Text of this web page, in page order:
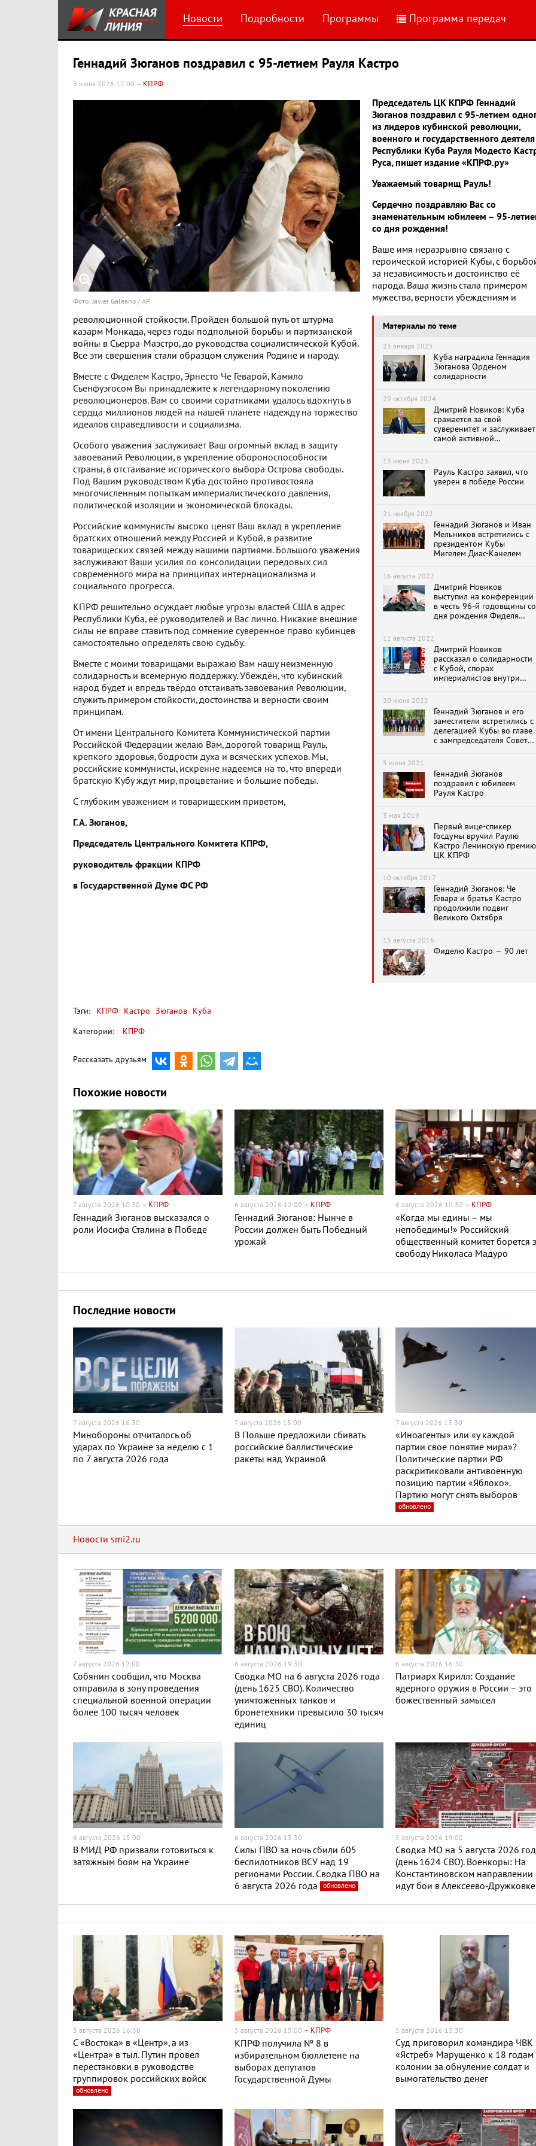
Новости Подробности Программы Программа передач
Геннадий Зюганов поздравил с 95-летием Рауля Кастро
3 июня 2026 12:00 – КПРФ
Фото: Javier Galeano / AP
Председатель ЦК КПРФ Геннадий
Зюганов поздравил с 95-летием
из лидеров кубинской революции,
военного и государственного деятеля
Республики Куба Рауля Модесто
Руса, пишет издание «КПРФ.ру»
Уважаемый товарищ Рауль!
Сердечно поздравляю Вас со
знаменательным юбилеем – 95-
со дня рождения!
Материалы по теме
23 января 2025
Куба наградила Геннадия
Зюганова Орденом
солидарности
29 октября 2024
Дмитрий Новиков: Куба
сражается за свой
суверенитет и заслуживает
самой активной
13 июня 2023
Рауль Кастро заявил, что
уверен в победе России
21 ноября 2022
Геннадий Зюганов и Иван
Мельников встретились с
президентом Кубы
Мигелем Диас-Канелем
16 августа 2022
Дмитрий Новиков
выступил на конференции
в честь 96-й годовщины со
дня рождения Фиделя
11 августа 2022
Дмитрий Новиков
рассказал о солидарности
с Кубой, спорах
империалистов внутри
20 июня 2022
Геннадий Зюганов и его
заместители встретились с
делегацией Кубы во главе
с зампредседателя Совета
5 июня 2021
Геннадий Зюганов
поздравил с юбилеем
Рауля Кастро
3 мая 2019
Первый вице-спикер
Госдумы вручил Раулю
Кастро Ленинскую премию
ЦК КПРФ
10 октября 2017
Геннадий Зюганов: Че
Гевара и братья Кастро
продолжили подвиг
Великого Октября
15 августа 2016
Фиделю Кастро — 90 лет
Ваше имя неразрывно связано с
героической историей Кубы, с
за независимость и достоинство её
народа. Ваша жизнь стала примером
мужества, верности убеждениям и
революционной стойкости. Пройден большой путь от штурма
казарм Монкада, через годы подпольной борьбы и партизанской
войны в Сьерра-Маэстро, до руководства социалистической Кубой.
Все эти свершения стали образцом служения Родине и народу.
Вместе с Фиделем Кастро, Эрнесто Че Геварой, Камило
Сьенфуэгосом Вы принадлежите к легендарному поколению
революционеров. Вам со своими соратниками удалось вдохнуть в
сердца миллионов людей на нашей планете надежду на торжество
идеалов справедливости и социализма.
Особого уважения заслуживает Ваш огромный вклад в защиту
завоеваний Революции, в укрепление обороноспособности
страны, в отстаивание исторического выбора Острова свободы.
Под Вашим руководством Куба достойно противостояла
многочисленным попыткам империалистического давления,
политической изоляции и экономической блокады.
Российские коммунисты высоко ценят Ваш вклад в укрепление
братских отношений между Россией и Кубой, в развитие
товарищеских связей между нашими партиями. Большого уважения
заслуживают Ваши усилия по консолидации передовых сил
современного мира на принципах интернационализма и
социального прогресса.
КПРФ решительно осуждает любые угрозы властей США в адрес
Республики Куба, её руководителей и Вас лично. Никакие внешние
силы не вправе ставить под сомнение суверенное право кубинцев
самостоятельно определять свою судьбу.
Вместе с моими товарищами выражаю Вам нашу неизменную
солидарность и всемерную поддержку. Убеждён, что кубинский
народ будет и впредь твёрдо отстаивать завоевания Революции,
служить примером стойкости, достоинства и верности своим
принципам.
От имени Центрального Комитета Коммунистической партии
Российской Федерации желаю Вам, дорогой товарищ Рауль,
крепкого здоровья, бодрости духа и всяческих успехов. Мы,
российские коммунисты, искренне надеемся на то, что впереди
братскую Кубу ждут мир, процветание и большие победы.
С глубоким уважением и товарищеским приветом,
Г.А. Зюганов,
Председатель Центрального Комитета КПРФ,
руководитель фракции КПРФ
в Государственной Думе ФС РФ
Тэги: КПРФ Кастро Зюганов Куба
Категории:
КПРФ
Рассказать друзьям
Похожие новости
7 августа 2026 10:30 – КПРФ
Геннадий Зюганов высказался о
роли Иосифа Сталина в Победе
6 августа 2026 12:00 – КПРФ
Геннадий Зюганов: Нынче в
России должен быть Победный
урожай
6 августа 2026 10:30 – КПРФ
«Когда мы едины – мы
непобедимы!» Российский
общественный комитет борется
свободу Николаса Мадуро
Последние новости
7 августа 2026 16:30
Минобороны отчиталось об
ударах по Украине за неделю с 1
по 7 августа 2026 года
7 августа 2026 15:00
В Польше предложили сбивать
российские баллистические
ракеты над Украиной
7 августа 2026 13:30
«Иноагенты» или «у каждой
партии свое понятие мира»?
Политические партии РФ
раскритиковали антивоенную
позицию партии «Яблоко».
Партию могут снять выборов
обновлено
Новости smi2.ru
7 августа 2026 12:00
Собянин сообщил, что Москва
отправила в зону проведения
специальной военной операции
более 100 тысяч человек
6 августа 2026 19:30
Сводка МО на 6 августа 2026 года
(день 1625 СВО). Количество
уничтоженных танков и
бронетехники превысило 30 тысяч
единиц
6 августа 2026 16:30
Патриарх Кирилл: Создание
ядерного оружия в России – это
божественный замысел
6 августа 2026 15:00
В МИД РФ призвали готовиться к
затяжным боям на Украине
6 августа 2026 13:30
Силы ПВО за ночь сбили 605
беспилотников ВСУ над 19
регионами России. Сводка ПВО на
6 августа 2026 года
обновлено
5 августа 2026 19:00
Сводка МО на 5 августа 2026
(день 1624 СВО). Военкоры: На
Константиновском направлении
идут бои в Алексеево-Дружковке
5 августа 2026 16:30
С «Востока» в «Центр», а из
«Центра» в тыл. Путин провел
перестановки в руководстве
группировок российских войск
обновлено
5 августа 2026 15:00 – КПРФ
КПРФ получила № 8 в
избирательном бюллетене на
выборах депутатов
Государственной Думы
5 августа 2026 13:30
Суд приговорил командира ЧВК
«Ястреб» Марущенко к 18 годам
колонии за обнуление солдат и
вымогательство денег